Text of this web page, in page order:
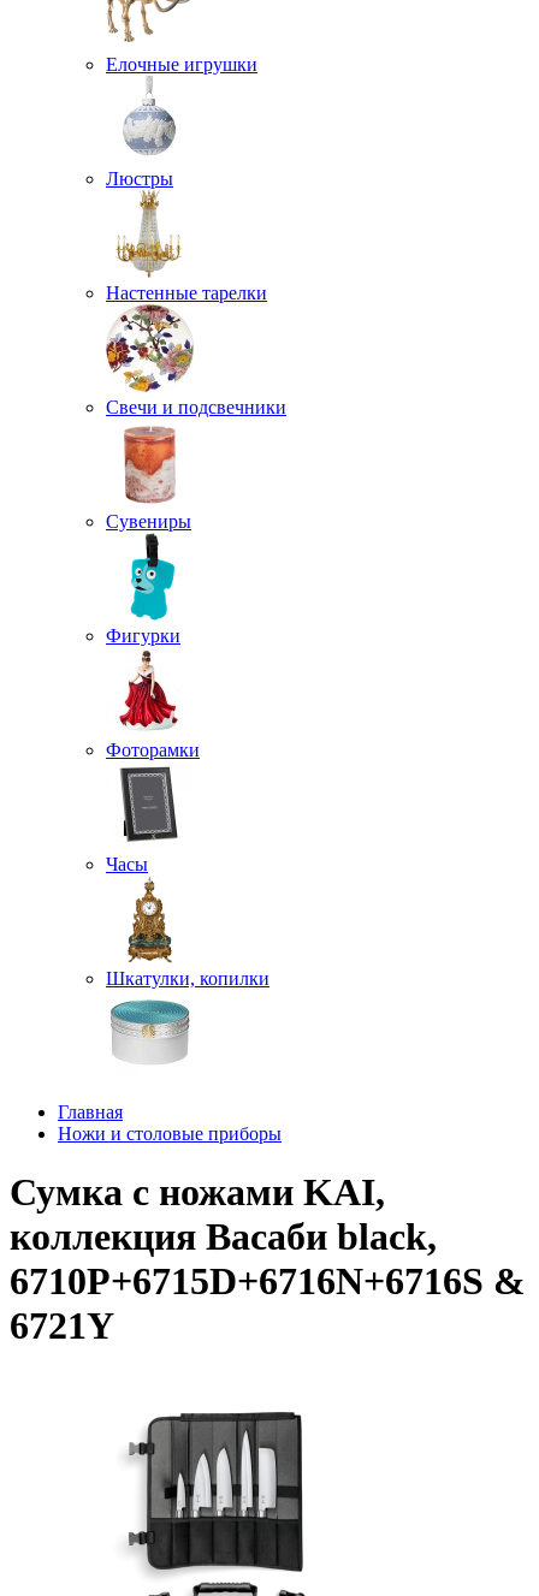
Елочные игрушки
Люстры
Настенные тарелки
Свечи и подсвечники
Сувениры
Фигурки
Фоторамки
Часы
Шкатулки, копилки
Главная
Ножи и столовые приборы
Сумка с ножами KAI,
коллекция Васаби black,
6710P+6715D+6716N+6716S &
6721Y